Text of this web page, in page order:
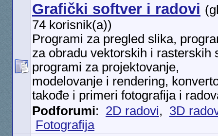
Grafički softver i radovi
74 korisnik(a))
Programi za pregled slika,
za obradu vektorskih i rasterskih
programi za projektovanje,
modelovanje i rendering,
takođe i primeri fotografija i
Podforumi: 2D radovi,
3D
Fotografija